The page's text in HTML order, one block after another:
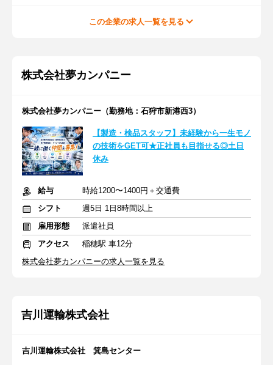
この企業の求人一覧を見る
株式会社夢カンパニー
株式会社夢カンパニー（勤務地：石狩市新港西3）
【製造・検品スタッフ】未経験から一生モノ
の技術をGET可★正社員も目指せる◎土日
休み
給与
時給1200〜1400円＋交通費
シフト
週5日 1日8時間以上
雇用形態
派遣社員
アクセス
稲穂駅 車12分
株式会社夢カンパニーの求人一覧を見る
吉川運輸株式会社
吉川運輸株式会社 箕島センター